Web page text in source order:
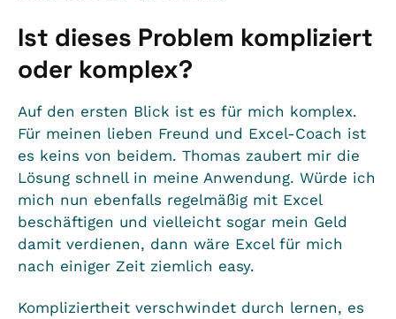
Ist dieses Problem kompliziert
oder komplex?
Auf den ersten Blick ist es für mich komplex.
Für meinen lieben Freund und Excel-Coach ist
es keins von beidem. Thomas zaubert mir die
Lösung schnell in meine Anwendung. Würde ich
mich nun ebenfalls regelmäßig mit Excel
beschäftigen und vielleicht sogar mein Geld
damit verdienen, dann wäre Excel für mich
nach einiger Zeit ziemlich easy.
Kompliziertheit verschwindet durch lernen, es